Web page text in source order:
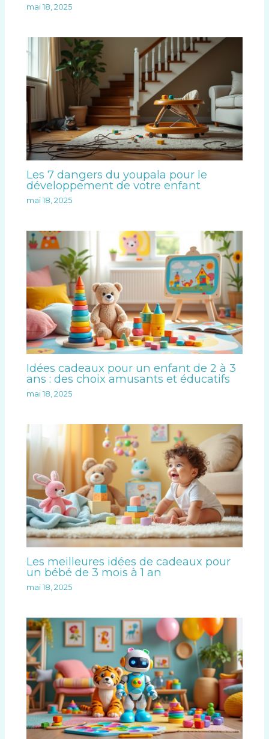
mai 18, 2025
Les 7 dangers du youpala pour le
développement de votre enfant
mai 18, 2025
Idées cadeaux pour un enfant de 2 à 3
ans : des choix amusants et éducatifs
mai 18, 2025
Les meilleures idées de cadeaux pour
un bébé de 3 mois à 1 an
mai 18, 2025